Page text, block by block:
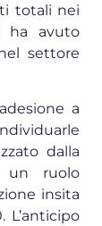
totali nei
ha avuto
settore
a
dalla
un ruolo
insita